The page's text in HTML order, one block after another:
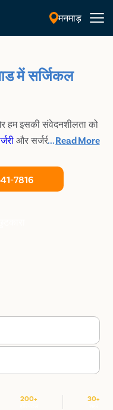
मनमाड़
में सर्जिकल
हम इसकी संवेदनशीलता को
और सर्जरी के बाद पूर्ण
कारण यह प्रक्रिया
मनमाड में Pristyn Care
...Read More
7816
200+ 30+